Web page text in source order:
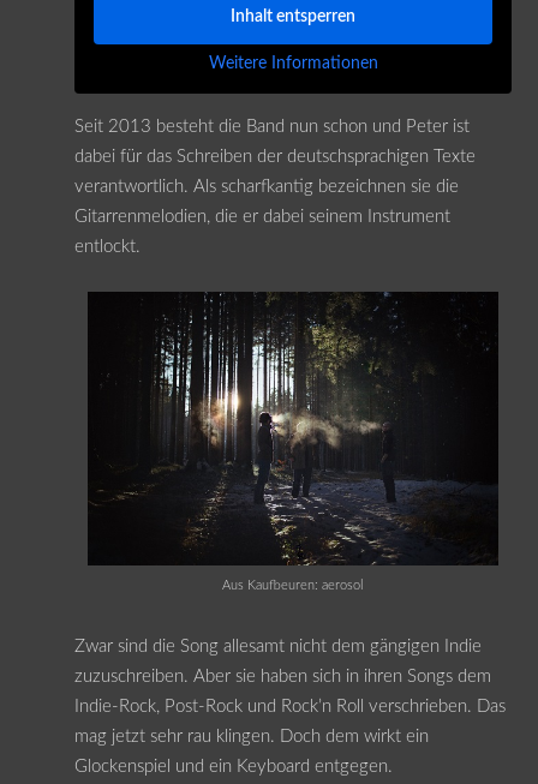
Inhalt entsperren
Weitere Informationen
Seit 2013 besteht die Band nun schon und Peter ist
dabei für das Schreiben der deutschsprachigen Texte
verantwortlich. Als scharfkantig bezeichnen sie die
Gitarrenmelodien, die er dabei seinem Instrument
entlockt.
Aus Kaufbeuren: aerosol
Zwar sind die Song allesamt nicht dem gängigen Indie
zuzuschreiben. Aber sie haben sich in ihren Songs dem
Indie-Rock, Post-Rock und Rock’n Roll verschrieben. Das
mag jetzt sehr rau klingen. Doch dem wirkt ein
Glockenspiel und ein Keyboard entgegen.